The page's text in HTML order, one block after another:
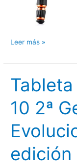
Poniendo
prueba
el
C225C0+BH-
25,
trípode
de
viaje
de
K&F
Leer más »
10 2ª
edición